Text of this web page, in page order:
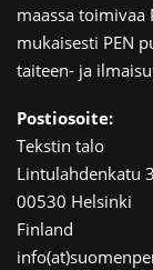
maassa toimivaa
mukaisesti PEN
taiteen- ja
Postiosoite:
Tekstin talo
Lintulahdenkatu 3
00530 Helsinki
Finland